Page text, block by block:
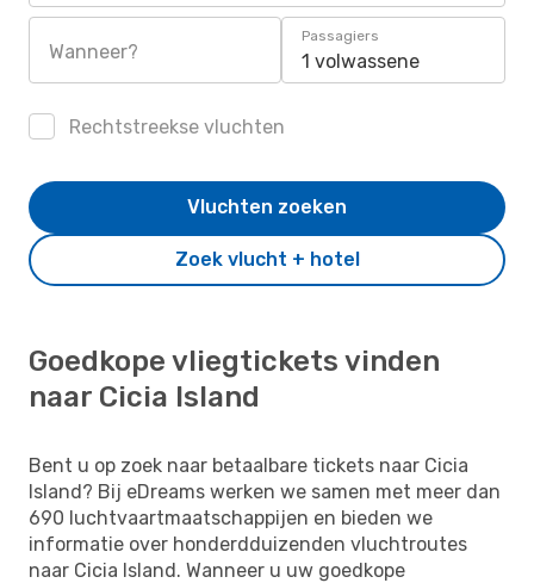
Wanneer?
Passagiers
1 volwassene
Rechtstreekse vluchten
Zoek vlucht + hotel
Vluchten zoeken
Goedkope vliegtickets vinden
naar Cicia Island
Bent u op zoek naar betaalbare tickets naar Cicia
Island? Bij eDreams werken we samen met meer dan
690 luchtvaartmaatschappijen en bieden we
informatie over honderdduizenden vluchtroutes
naar Cicia Island. Wanneer u uw goedkope